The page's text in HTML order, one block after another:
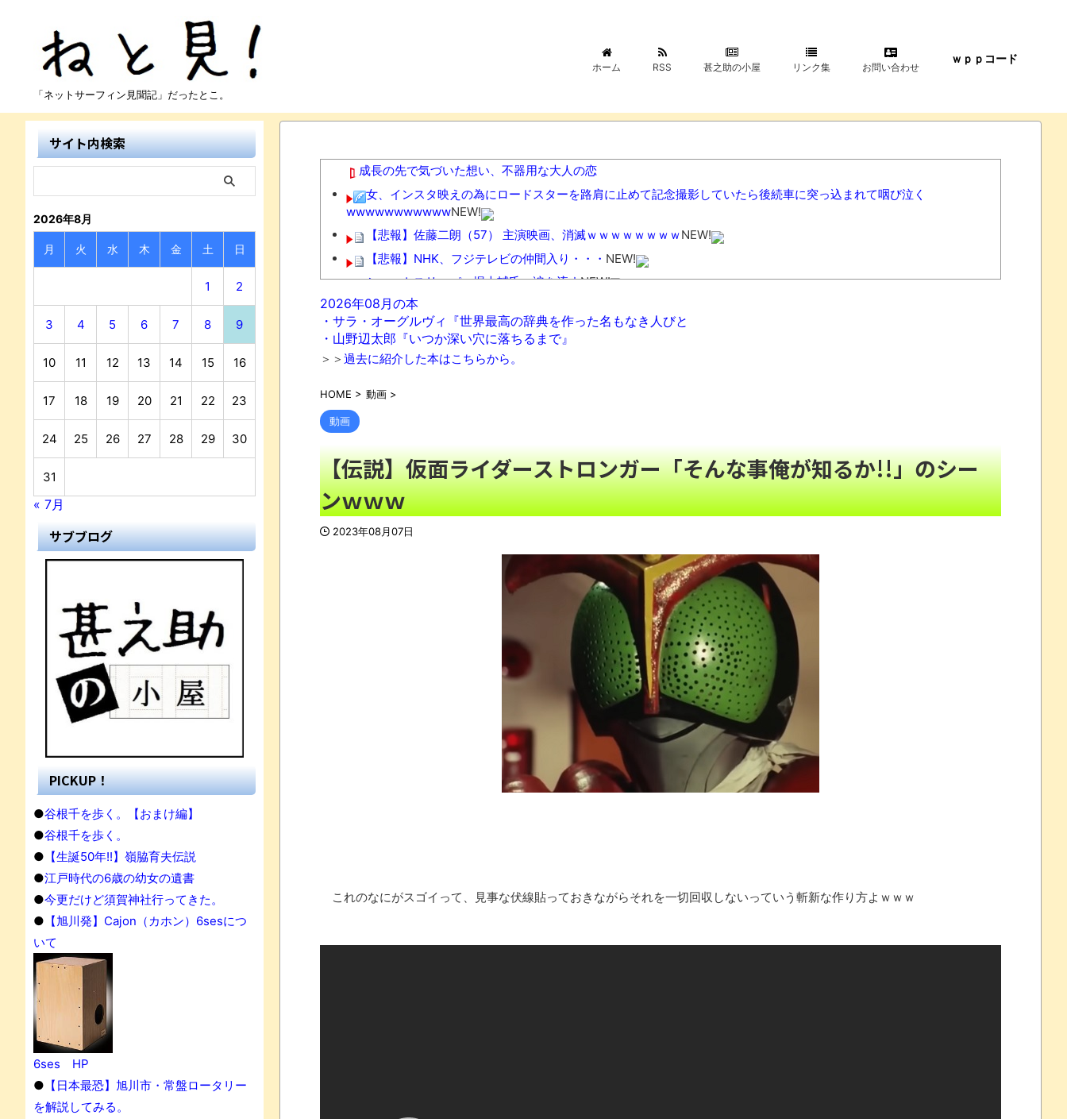
「ネットサーフィン見聞記」だったとこ。
ホーム RSS 甚之助の小屋 リンク集 お問い合わせ
ｗｐｐコード
成長の先で気づいた想い、不器用な大人の恋
女、インスタ映えの為にロードスターを路肩に止めて記念撮影していたら後続車に突っ込まれて咽び泣く
wwwwwwwwwwwNEW!
【悲報】佐藤二朗（57） 主演映画、消滅ｗｗｗｗｗｗｗｗNEW!
【悲報】NHK、フジテレビの仲間入り・・・ NEW!
ショートスリーパー堀大輔氏、涙を流すNEW!
Amazon「注文をキャンセルしました。身分証を提出してください」 X民「は？怪しすぎんだろ。問い合わせするわ」
→衝撃の事実が判明する・・・NEW!
ほぼ毎日二郎系ラーメンでマシマシした結果結果wwwwwwww
【トー横キッズ】家庭環境や毒親とのトラブルに悩む若者「大人に相談しても具体的に何もしてくれない」EXIT兼近
「搾取しようとする大人をどう除外するか」
【珍事】サッカーの試合が原因で交通事故が起きてしまう。NEW!
バーガーキング、超大型チーズバーガー発売。総カロリー約1656kcal 単品2490円NEW!
【魔改造】普通の基板を7倍の巨体にした結果ｗｗｗNEW!
【最終日】「一勝千金 6」「MAJOR 2nd（32）」「球詠 19」ほか、最新巻も50％還元！【Amazonマンガ毎週末セ
NEW!
【悲報】ショートスリーパー堀大輔さん、「寝た方がいい」などと誹謗中傷され配信中に泣き出してしまう
翻訳によると「怒った子どもが我慢に我慢して放った究極の技 これだけは使いたくなかったのに・・・」とのこと。
わずか３センチ！ 極小カブトムシ発見
【衝撃】韓国で売っている目覚まし時計のデザインが悪夢すぎるwww
まっぷたつに…日本レトロゲーム協会がゲームソフトCDの劣化について問題提起 他
別にどこの誰が一日何時間睡眠だろうがどうでもいいじゃないですか
8月26日にリメイク完結編「FF7リベレーション」の新映像が公開！欧州gamescom 2026にて
マケイン9巻＆アニメ公式ガイド感想
2026年08月の本
・サラ・オーグルヴィ『世界最高の辞典を作った名もなき人びと
・山野辺太郎『いつか深い穴に落ちるまで』
＞＞ 過去に紹介した本はこちらから。
HOME > 動画 >
動画
【伝説】仮面ライダーストロンガー「そんな事俺が知るか!!」のシー
ンｗｗｗ
2023年08月07日
これのなにがスゴイって、見事な伏線貼っておきながらそれを一切回収しないっていう斬新な作り方よｗｗｗ
サイト内検索
2026年8月
月 火 水 木 金 土 日
1 2
3 4 5 6 7 8 9
10 11 12 13 14 15 16
17 18 19 20 21 22 23
24 25 26 27 28 29 30
31
« 7月
サブブログ
PICKUP！
●谷根千を歩く。【おまけ編】
●谷根千を歩く。
● 【生誕50年!!】嶺脇育夫伝説
●江戸時代の6歳の幼女の遺書
●今更だけど須賀神社行ってきた。
● 【旭川発】Cajon（カホン）6sesにつ
いて
6ses HP
● 【日本最恐】旭川市・常盤ロータリー
を解説してみる。